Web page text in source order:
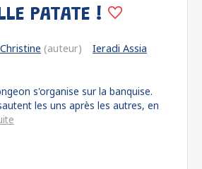
PATATE !
(auteur)
Ieradi Assia
s'organise sur la banquise.
les uns après les autres, en